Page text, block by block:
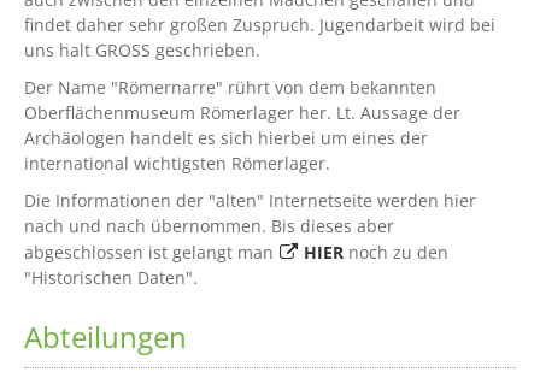
findet daher sehr großen Zuspruch. Jugendarbeit wird bei
uns halt GROSS geschrieben.
Der Name "Römernarre" rührt von dem bekannten
Oberflächenmuseum Römerlager her. Lt. Aussage der
Archäologen handelt es sich hierbei um eines der
international wichtigsten Römerlager.
Die Informationen der "alten" Internetseite werden hier
nach und nach übernommen. Bis dieses aber
abgeschlossen ist gelangt man
HIER noch zu den
"Historischen Daten".
Abteilungen